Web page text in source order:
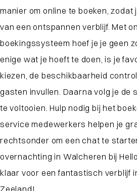
manier om online te boeken, zodat
van een ontspannen verblijf. Met
boekingssysteem hoef je je geen
enige wat je hoeft te doen, is je
kiezen, de beschikbaarheid
gasten invullen. Daarna volg je de
te voltooien. Hulp nodig bij het
service medewerkers helpen je
rechtsonder om een chat te
overnachting in Walcheren bij
klaar voor een fantastisch verblijf
Zeeland!